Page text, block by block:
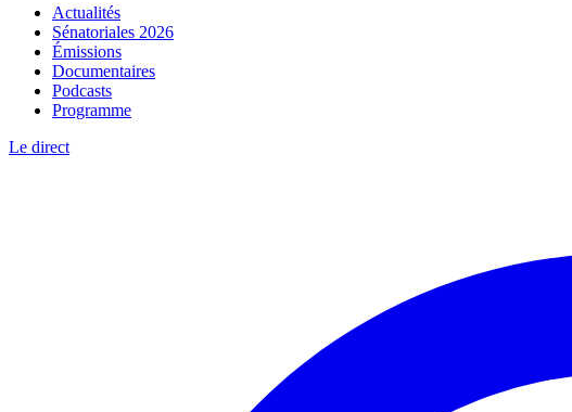
Actualités
Sénatoriales 2026
Émissions
Documentaires
Podcasts
Programme
Le direct